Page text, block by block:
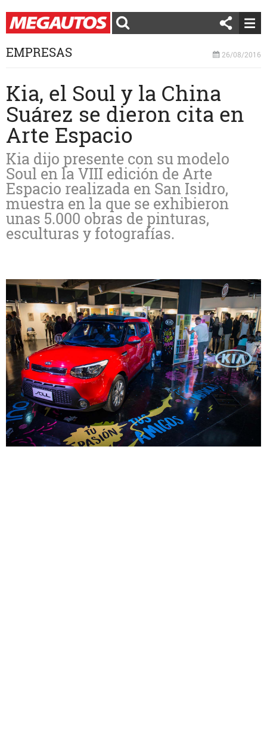
EMPRESAS 26/08/2016
Kia, el Soul y la China
Suárez se dieron cita en
Arte Espacio
Kia dijo presente con su modelo
Soul en la VIII edición de Arte
Espacio realizada en San Isidro,
muestra en la que se exhibieron
unas 5.000 obras de pinturas,
esculturas y fotografías.